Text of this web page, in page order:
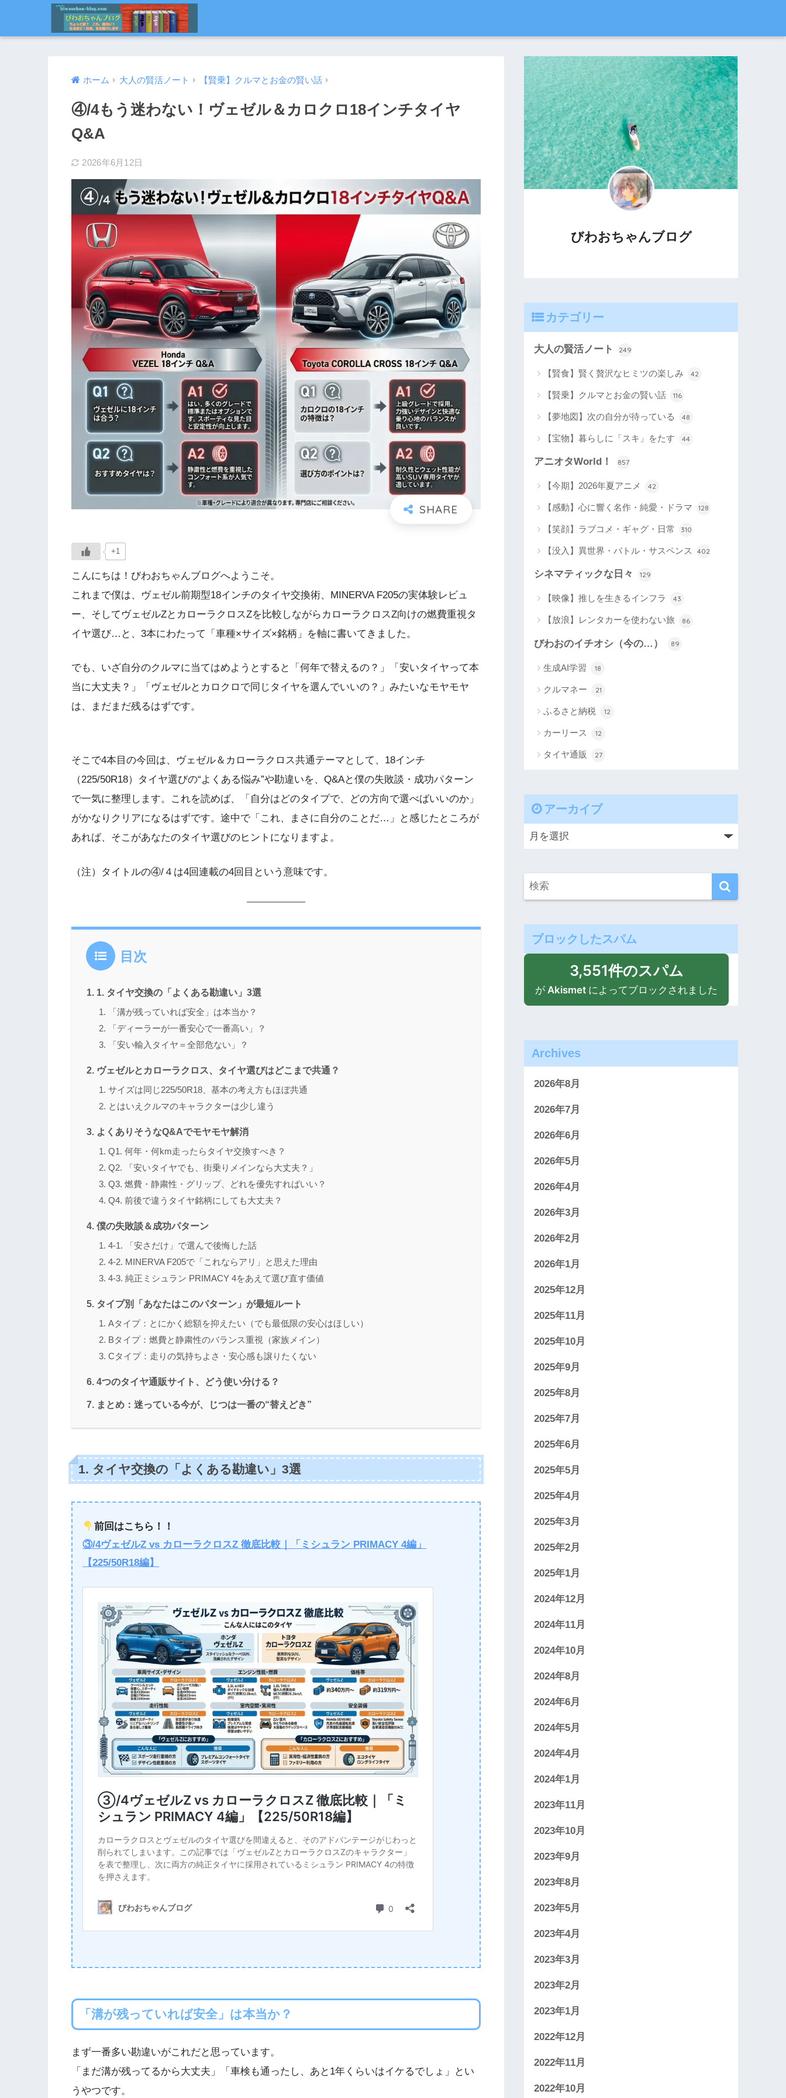
ホーム 大人の賢活ノート 【賢乗】クルマとお金の賢い話
④/4もう迷わない！ヴェゼル＆カロクロ18インチタイヤ
Q&A
2026年6月12日
+1
こんにちは！びわおちゃんブログへようこそ。
これまで僕は、ヴェゼル前期型18インチのタイヤ交換術、MINERVA F205の実体験レビュ
ー、そしてヴェゼルZとカローラクロスZを比較しながらカローラクロスZ向けの燃費重視タ
イヤ選び…と、3本にわたって「車種×サイズ×銘柄」を軸に書いてきました。
でも、いざ自分のクルマに当てはめようとすると「何年で替えるの？」「安いタイヤって本
当に大丈夫？」「ヴェゼルとカロクロで同じタイヤを選んでいいの？」みたいなモヤモヤ
は、まだまだ残るはずです。
そこで4本目の今回は、ヴェゼル＆カローラクロス共通テーマとして、18インチ
（225/50R18）タイヤ選びの“よくある悩み”や勘違いを、Q&Aと僕の失敗談・成功パターン
で一気に整理します。これを読めば、「自分はどのタイプで、どの方向で選べばいいのか」
がかなりクリアになるはずです。途中で「これ、まさに自分のことだ…」と感じたところが
あれば、そこがあなたのタイヤ選びのヒントになりますよ。
（注）タイトルの④/４は4回連載の4回目という意味です。
目次
1. タイヤ交換の「よくある勘違い」3選
「溝が残っていれば安全」は本当か？
「ディーラーが一番安心で一番高い」？
「安い輸入タイヤ＝全部危ない」？
ヴェゼルとカローラクロス、タイヤ選びはどこまで共通？
サイズは同じ225/50R18、基本の考え方もほぼ共通
とはいえクルマのキャラクターは少し違う
よくありそうなQ&Aでモヤモヤ解消
Q1. 何年・何km走ったらタイヤ交換すべき？
Q2. 「安いタイヤでも、街乗りメインなら大丈夫？」
Q3. 燃費・静粛性・グリップ、どれを優先すればいい？
Q4. 前後で違うタイヤ銘柄にしても大丈夫？
僕の失敗談＆成功パターン
4-1. 「安さだけ」で選んで後悔した話
4-2. MINERVA F205で「これならアリ」と思えた理由
4-3. 純正ミシュラン PRIMACY 4をあえて選び直す価値
タイプ別「あなたはこのパターン」が最短ルート
Aタイプ：とにかく総額を抑えたい（でも最低限の安心はほしい）
Bタイプ：燃費と静粛性のバランス重視（家族メイン）
Cタイプ：走りの気持ちよさ・安心感も譲りたくない
4つのタイヤ通販サイト、どう使い分ける？
まとめ：迷っている今が、じつは一番の“替えどき”
1. タイヤ交換の「よくある勘違い」3選
前回はこちら！！
③/4ヴェゼルZ vs カローラクロスZ 徹底比較｜「ミシュラン PRIMACY 4編」
【225/50R18編】
「溝が残っていれば安全」は本当か？
まず一番多い勘違いがこれだと思っています。
「まだ溝が残ってるから大丈夫」「車検も通ったし、あと1年くらいはイケるでしょ」とい
うやつです。
びわおちゃんブログ
カテゴリー
大人の賢活ノート 249
【賢食】賢く贅沢なヒミツの楽しみ 42
【賢乗】クルマとお金の賢い話 116
【夢地図】次の自分が待っている 48
【宝物】暮らしに「スキ」をたす 44
アニオタWorld！ 857
【今期】2026年夏アニメ 42
【感動】心に響く名作・純愛・ドラマ 128
【笑顔】ラブコメ・ギャグ・日常 310
【没入】異世界・バトル・サスペンス 402
シネマティックな日々 129
【映像】推しを生きるインフラ 43
【放浪】レンタカーを使わない旅 86
びわおのイチオシ（今の…） 89
生成AI学習 18
クルマネー 21
ふるさと納税 12
カーリース 12
タイヤ通販 27
アーカイブ
ブロックしたスパム
3,551件のスパム
が Akismet によってブロックされました
Archives
2026年8月
2026年7月
2026年6月
2026年5月
2026年4月
2026年3月
2026年2月
2026年1月
2025年12月
2025年11月
2025年10月
2025年9月
2025年8月
2025年7月
2025年6月
2025年5月
2025年4月
2025年3月
2025年2月
2025年1月
2024年12月
2024年11月
2024年10月
2024年8月
2024年6月
2024年5月
2024年4月
2024年1月
2023年11月
2023年10月
2023年9月
2023年8月
2023年5月
2023年4月
2023年3月
2023年2月
2023年1月
2022年12月
2022年11月
2022年10月